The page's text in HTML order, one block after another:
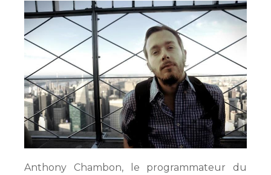
Anthony Chambon, le programmateur du